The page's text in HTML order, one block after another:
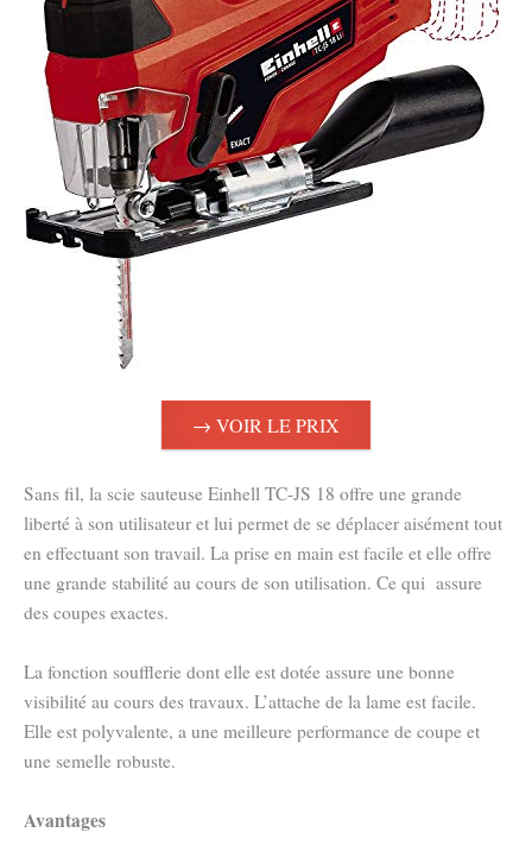
→ VOIR LE PRIX
Sans fil, la scie sauteuse Einhell TC-JS 18 offre une grande
liberté à son utilisateur et lui permet de se déplacer aisément tout
en effectuant son travail. La prise en main est facile et elle offre
une grande stabilité au cours de son utilisation. Ce qui assure
des coupes exactes.
La fonction soufflerie dont elle est dotée assure une bonne
visibilité au cours des travaux. L’attache de la lame est facile.
Elle est polyvalente, a une meilleure performance de coupe et
une semelle robuste.
Avantages